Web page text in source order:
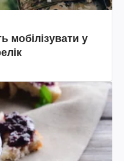
мобілізувати у